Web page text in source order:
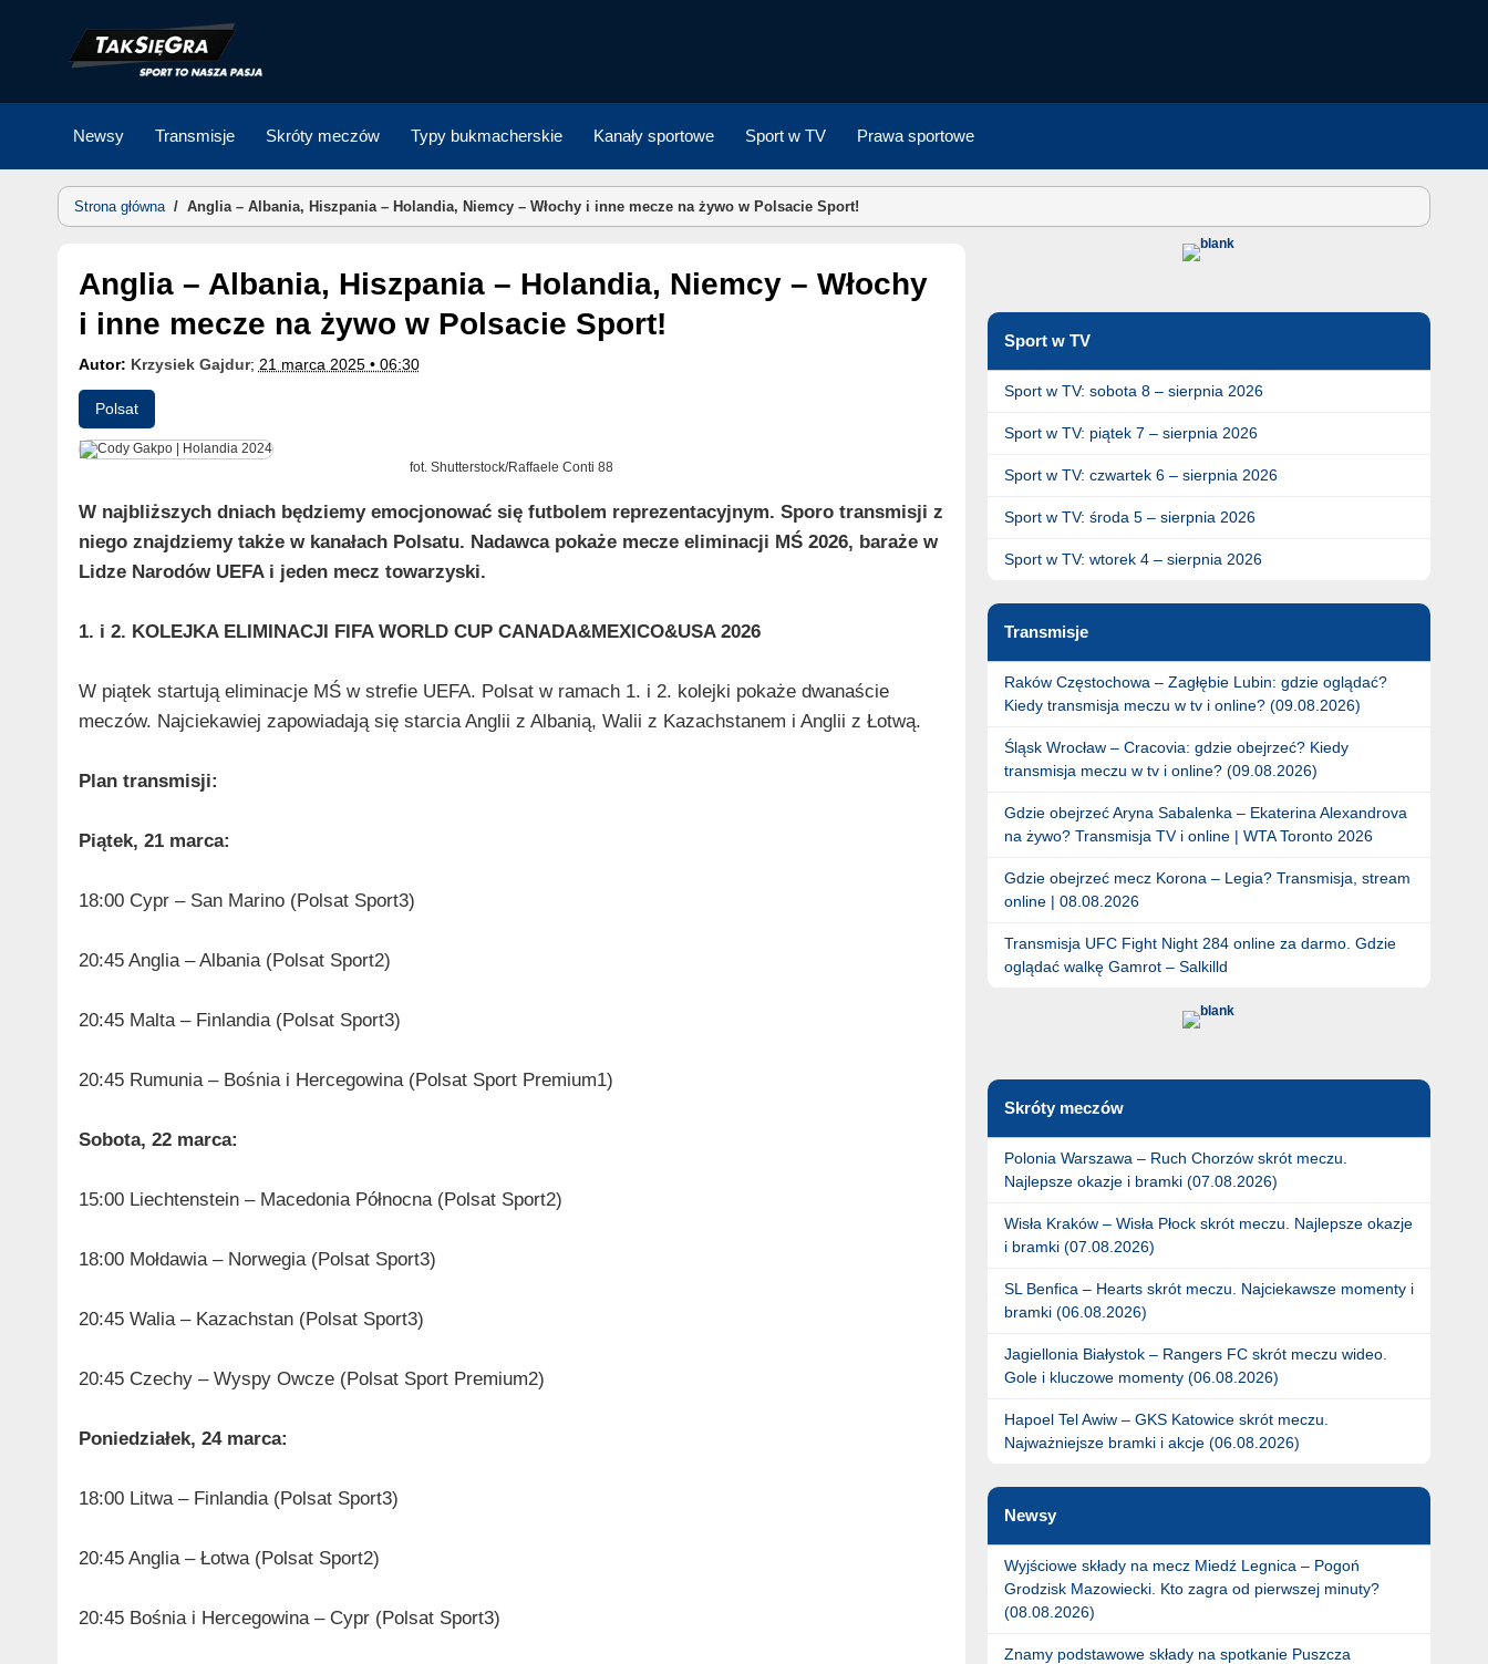
Newsy Transmisje Skróty meczów Typy bukmacherskie Kanały sportowe Sport w TV Prawa sportowe
Strona główna/ Anglia – Albania, Hiszpania – Holandia, Niemcy – Włochy i inne mecze na żywo w Polsacie Sport!
Anglia – Albania, Hiszpania – Holandia, Niemcy – Włochy
i inne mecze na żywo w Polsacie Sport!
Autor: Krzysiek Gajdur; 21 marca 2025 • 06:30
Polsat
fot. Shutterstock/Raffaele Conti 88
W najbliższych dniach będziemy emocjonować się futbolem reprezentacyjnym. Sporo transmisji z
niego znajdziemy także w kanałach Polsatu. Nadawca pokaże mecze eliminacji MŚ 2026, baraże w
Lidze Narodów UEFA i jeden mecz towarzyski.
1. i 2. KOLEJKA ELIMINACJI FIFA WORLD CUP CANADA&MEXICO&USA 2026
W piątek startują eliminacje MŚ w strefie UEFA. Polsat w ramach 1. i 2. kolejki pokaże dwanaście
meczów. Najciekawiej zapowiadają się starcia Anglii z Albanią, Walii z Kazachstanem i Anglii z Łotwą.
Plan transmisji:
Piątek, 21 marca:
18:00 Cypr – San Marino (Polsat Sport3)
20:45 Anglia – Albania (Polsat Sport2)
20:45 Malta – Finlandia (Polsat Sport3)
20:45 Rumunia – Bośnia i Hercegowina (Polsat Sport Premium1)
Sobota, 22 marca:
15:00 Liechtenstein – Macedonia Północna (Polsat Sport2)
18:00 Mołdawia – Norwegia (Polsat Sport3)
20:45 Walia – Kazachstan (Polsat Sport3)
20:45 Czechy – Wyspy Owcze (Polsat Sport Premium2)
Poniedziałek, 24 marca:
18:00 Litwa – Finlandia (Polsat Sport3)
20:45 Anglia – Łotwa (Polsat Sport2)
20:45 Bośnia i Hercegowina – Cypr (Polsat Sport3)
Sport w TV
Sport w TV: sobota 8 – sierpnia 2026
Sport w TV: piątek 7 – sierpnia 2026
Sport w TV: czwartek 6 – sierpnia 2026
Sport w TV: środa 5 – sierpnia 2026
Sport w TV: wtorek 4 – sierpnia 2026
Transmisje
Raków Częstochowa – Zagłębie Lubin: gdzie oglądać?
Kiedy transmisja meczu w tv i online? (09.08.2026)
Śląsk Wrocław – Cracovia: gdzie obejrzeć? Kiedy
transmisja meczu w tv i online? (09.08.2026)
Gdzie obejrzeć Aryna Sabalenka – Ekaterina Alexandrova
na żywo? Transmisja TV i online | WTA Toronto 2026
Gdzie obejrzeć mecz Korona – Legia? Transmisja, stream
online | 08.08.2026
Transmisja UFC Fight Night 284 online za darmo. Gdzie
oglądać walkę Gamrot – Salkilld
Skróty meczów
Polonia Warszawa – Ruch Chorzów skrót meczu.
Najlepsze okazje i bramki (07.08.2026)
Wisła Kraków – Wisła Płock skrót meczu. Najlepsze okazje
i bramki (07.08.2026)
SL Benfica – Hearts skrót meczu. Najciekawsze momenty i
bramki (06.08.2026)
Jagiellonia Białystok – Rangers FC skrót meczu wideo.
Gole i kluczowe momenty (06.08.2026)
Hapoel Tel Awiw – GKS Katowice skrót meczu.
Najważniejsze bramki i akcje (06.08.2026)
Newsy
Wyjściowe składy na mecz Miedź Legnica – Pogoń
Grodzisk Mazowiecki. Kto zagra od pierwszej minuty?
(08.08.2026)
Znamy podstawowe składy na spotkanie Puszcza